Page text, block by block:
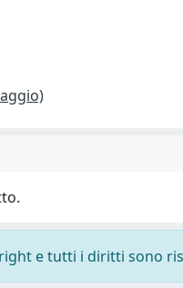
e tutti i diritti sono